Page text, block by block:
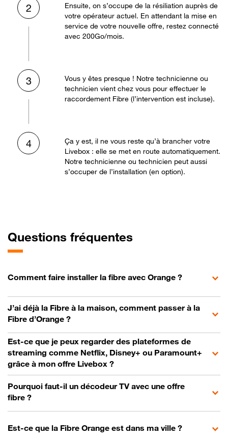
2
Ensuite, on s’occupe de la résiliation auprès de
votre opérateur actuel. En attendant la mise en
service de votre nouvelle offre, restez connecté
avec 200Go/mois.
3
Vous y êtes presque ! Notre technicienne ou
technicien vient chez vous pour effectuer le
raccordement Fibre (l’intervention est incluse).
4
Ça y est, il ne vous reste qu’à brancher votre
Livebox : elle se met en route automatiquement.
Notre technicienne ou technicien peut aussi
s’occuper de l’installation (en option).
Questions fréquentes
Comment faire installer la fibre avec Orange ?
J’ai déjà la Fibre à la maison, comment passer à la
Fibre d’Orange ?
Est-ce que je peux regarder des plateformes de
streaming comme Netflix, Disney+ ou Paramount+
grâce à mon offre Livebox ?
Pourquoi faut-il un décodeur TV avec une offre
fibre ?
Est-ce que la Fibre Orange est dans ma ville ?